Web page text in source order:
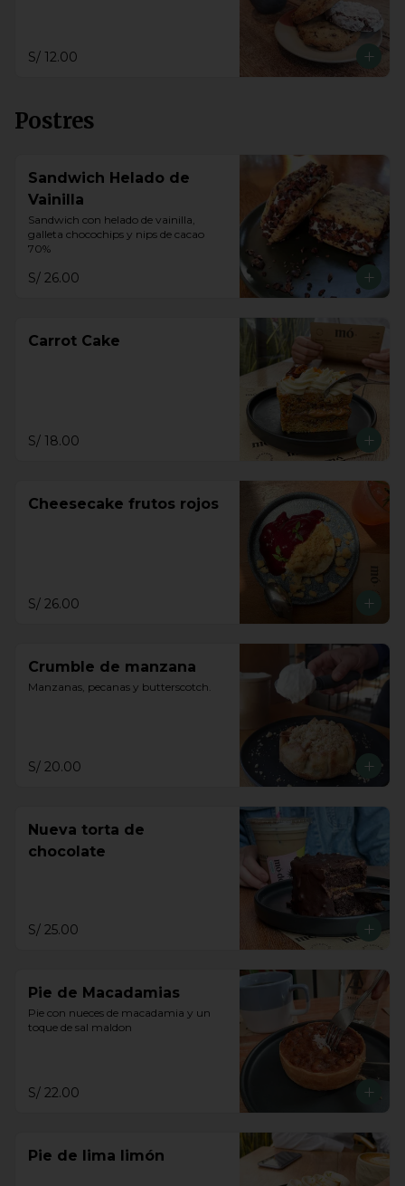
S/ 12.00
Postres
Sandwich Helado de
Vainilla
Sandwich con helado de vainilla,
galleta chocochips y nips de cacao
70%
S/ 26.00
Carrot Cake
S/ 18.00
Cheesecake frutos rojos
S/ 26.00
Crumble de manzana
Manzanas, pecanas y butterscotch.
S/ 20.00
Nueva torta de
chocolate
S/ 25.00
Pie de Macadamias
Pie con nueces de macadamia y un
toque de sal maldon
S/ 22.00
Pie de lima limón